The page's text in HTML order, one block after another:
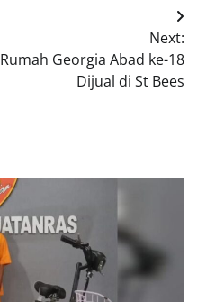
Next:
Rumah Georgia Abad ke-18
Dijual di St Bees